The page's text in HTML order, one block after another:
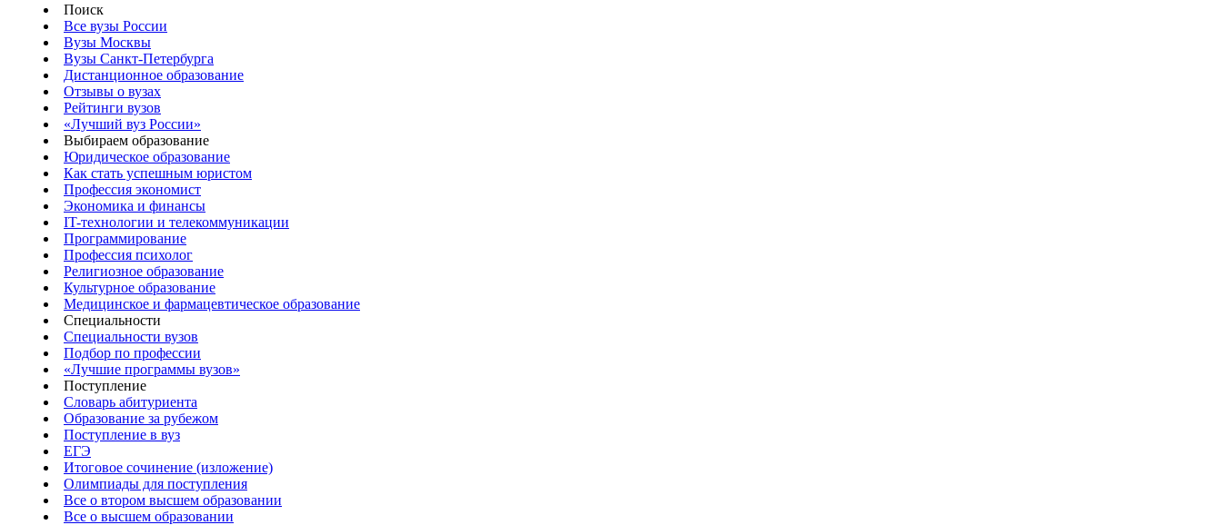
Поиск
Все вузы России
Вузы Москвы
Вузы Санкт-Петербурга
Дистанционное образование
Отзывы о вузах
Рейтинги вузов
«Лучший вуз России»
Выбираем образование
Юридическое образование
Как стать успешным юристом
Профессия экономист
Экономика и финансы
IT-технологии и телекоммуникации
Программирование
Профессия психолог
Религиозное образование
Культурное образование
Медицинское и фармацевтическое образование
Специальности
Специальности вузов
Подбор по профессии
«Лучшие программы вузов»
Поступление
Словарь абитуриента
Образование за рубежом
Поступление в вуз
ЕГЭ
Итоговое сочинение (изложение)
Олимпиады для поступления
Все о втором высшем образовании
Все о высшем образовании